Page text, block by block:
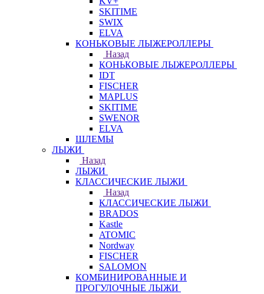
SKITIME
SWIX
ELVA
КОНЬКОВЫЕ ЛЫЖЕРОЛЛЕРЫ
Назад
КОНЬКОВЫЕ ЛЫЖЕРОЛЛЕРЫ
IDT
FISCHER
MAPLUS
SKITIME
SWENOR
ELVA
ШЛЕМЫ
ЛЫЖИ
Назад
ЛЫЖИ
КЛАССИЧЕСКИЕ ЛЫЖИ
Назад
КЛАССИЧЕСКИЕ ЛЫЖИ
BRADOS
Kastle
ATOMIC
Nordway
FISCHER
SALOMON
КОМБИНИРОВАННЫЕ И
ПРОГУЛОЧНЫЕ ЛЫЖИ